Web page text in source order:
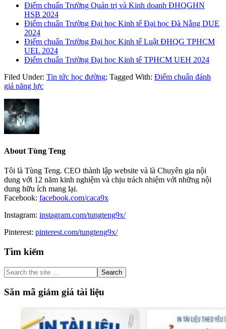
Điểm chuẩn Trường Quản trị và Kinh doanh ĐHQGHN
HSB 2024
Điểm chuẩn Trường Đại học Kinh tế Đại học Đà Nẵng DUE
2024
Điểm chuẩn Trường Đại học Kinh tế Luật ĐHQG TPHCM
UEL 2024
Điểm chuẩn Trường Đại học Kinh tế TPHCM UEH 2024
Filed Under: Tin tức học đường; Tagged With: Điểm chuẩn đánh
giá năng lực
About Tùng Teng
Tôi là Tùng Teng. CEO thành lập website và là Chuyên gia nội
dung với 12 năm kinh nghiệm và chịu trách nhiệm với những nội
dung hữu ích mang lại.
Facebook: facebook.com/caca9x
Instagram: instagram.com/tungteng9x/
Pinterest: pinterest.com/tungteng9x/
Primary
Sidebar
Tìm kiếm
Search
the
site
...
Săn mã giảm giá tài liệu